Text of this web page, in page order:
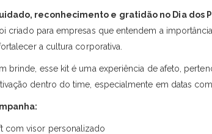
reconhecimento e gratidão no Dia dos
criado para empresas que entendem a
a cultura corporativa.
brinde, esse kit é uma experiência de afeto,
dentro do time, especialmente em datas
com visor personalizado